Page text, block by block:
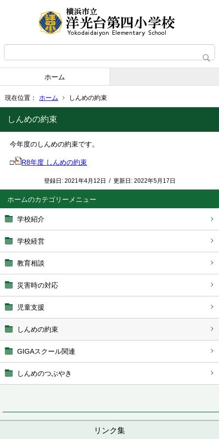
ホーム
現在位置： ホーム しんめの約束
ホーム
学校紹介
学校経営
教育相談
災害時の対応
児童支援
しんめの約束
GIGAスクール関連
しんめのつぶやき
リンク集
しんめの約束
今年度のしんめの約束です。
□ R8年度 しんめの約束
登録日: 2021年4月12日 / 更新日: 2022年5月17日